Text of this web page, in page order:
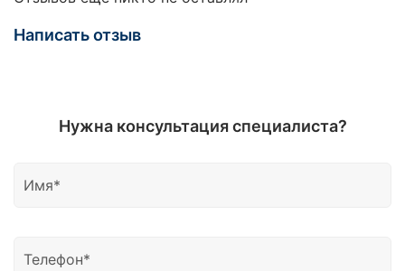
Написать отзыв
Нужна консультация специалиста?